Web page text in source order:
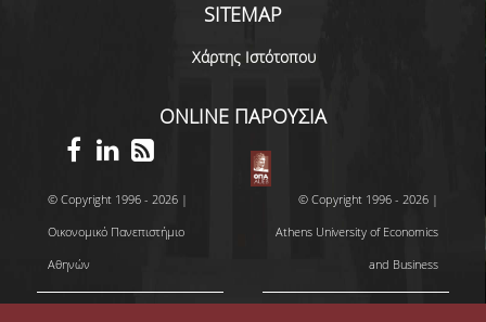
SITEMAP
Χάρτης Ιστότοπου
ONLINE ΠΑΡΟΥΣΙΑ
© Copyright 1996 - 2026 |
Οικονομικό Πανεπιστήμιο
Αθηνών
© Copyright 1996 - 2026 |
Athens University of Economics
and Business